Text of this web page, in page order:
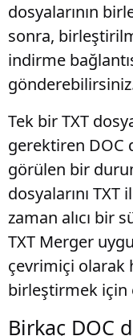
dosyalarının
sonra,
indirme
Tek bir TXT
gerektiren DOC
görülen bir
dosyalarını
zaman alıcı bir
TXT Merger
çevrimiçi olarak
birleştirmek için
Birkaç DOC